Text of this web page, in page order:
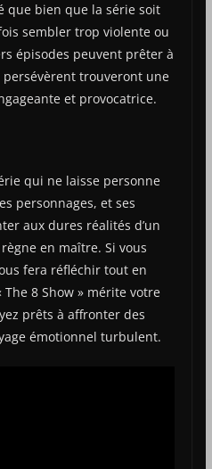
que bien que la série soit
sembler trop violente ou
épisodes peuvent prêter à
trouveront une
et provocatrice​.
qui ne laisse personne
personnages, et ses
aux dures réalités d’un
en maître. Si vous
fera réfléchir tout en
8 Show » mérite votre
prêts à affronter des
émotionnel turbulent.